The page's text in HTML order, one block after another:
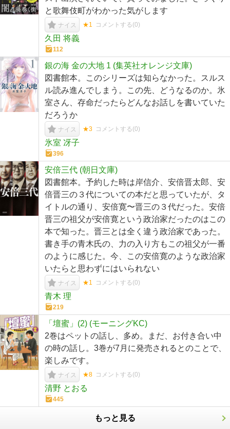
と歌舞伎町がわかった気がします
ナイス ★1 コメントする(0)
久田 将義
112
銀の海 金の大地 1 (集英社オレンジ文庫)
図書館本。このシリーズは知らなかった。スルス
ル読み進んでしまう。この先、どうなるのか。氷
室さん、存命だったらどんなお話しを書いていた
だろうか
ナイス ★3 コメントする(0)
氷室 冴子
396
安倍三代 (朝日文庫)
図書館本。予約した時は岸信介、安倍晋太郎、安
倍晋三の３代についての本だと思っていたが、タ
イトルの通り、安倍寛〜晋三の３代だった。安倍
晋三の祖父が安倍寛という政治家だったのはこの
本で知った。晋三とは全く違う政治家であった。
書き手の青木氏の、力の入り方もこの祖父が一番
のように感じた。今、この安倍寛のような政治家
いたらと思わずにはいられない
ナイス ★1 コメントする(0)
青木 理
219
「壇蜜」(2) (モーニングKC)
2巻はペットの話し、多め。まだ、お付き合い中
の時の話し。3巻が7月に発売されるとのことで、
楽しみです。
ナイス ★8 コメントする(0)
清野 とおる
445
もっと見る